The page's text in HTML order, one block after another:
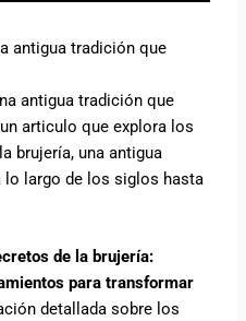
antigua tradición que
antigua tradición que
articulo que explora los
brujería, una antigua
lo largo de los siglos hasta
de la brujería:
para transformar
detallada sobre los